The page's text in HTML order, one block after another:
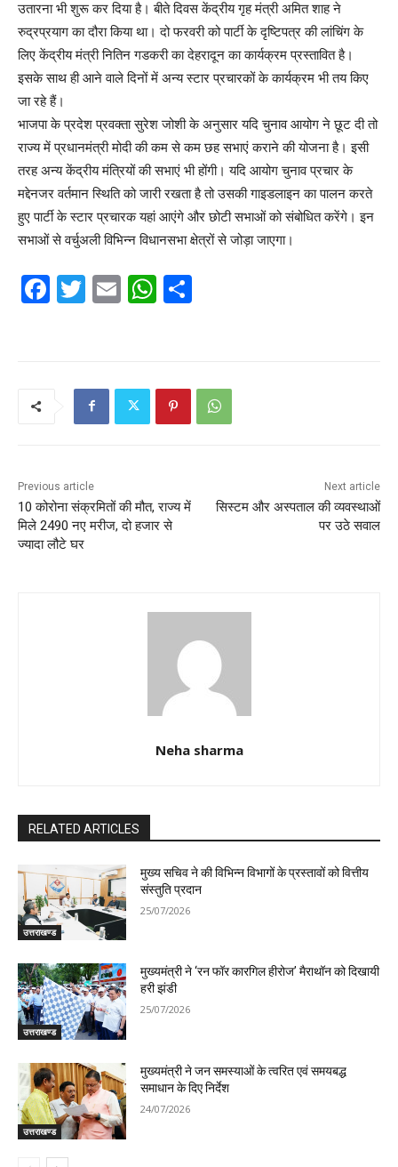
उतारना भी शुरू कर दिया है। बीते दिवस केंद्रीय गृह मंत्री अमित शाह ने
रुद्रप्रयाग का दौरा किया था। दो फरवरी को पार्टी के दृष्टिपत्र की लांचिंग के
लिए केंद्रीय मंत्री नितिन गडकरी का देहरादून का कार्यक्रम प्रस्तावित है।
इसके साथ ही आने वाले दिनों में अन्य स्टार प्रचारकों के कार्यक्रम भी तय किए
जा रहे हैं।
भाजपा के प्रदेश प्रवक्ता सुरेश जोशी के अनुसार यदि चुनाव आयोग ने छूट दी तो
राज्य में प्रधानमंत्री मोदी की कम से कम छह सभाएं कराने की योजना है। इसी
तरह अन्य केंद्रीय मंत्रियों की सभाएं भी होंगी। यदि आयोग चुनाव प्रचार के
मद्देनजर वर्तमान स्थिति को जारी रखता है तो उसकी गाइडलाइन का पालन करते
हुए पार्टी के स्टार प्रचारक यहां आएंगे और छोटी सभाओं को संबोधित करेंगे। इन
सभाओं से वर्चुअली विभिन्न विधानसभा क्षेत्रों से जोड़ा जाएगा।
F
k
T
E
W
A
p
Previous article
10 कोरोना संक्रमितों की मौत, राज्य में
मिले 2490 नए मरीज, दो हजार से
ज्यादा लौटे घर
Next article
सिस्टम और अस्पताल की व्यवस्थाओं
पर उठे सवाल
Neha sharma
RELATED ARTICLES
उत्तराखण्ड
मुख्य सचिव ने की विभिन्न विभागों के प्रस्तावों को वित्तीय
संस्तुति प्रदान
25/07/2026
उत्तराखण्ड
मुख्यमंत्री ने ‘रन फॉर कारगिल हीरोज’ मैराथॉन को दिखायी
हरी झंडी
25/07/2026
उत्तराखण्ड
मुख्यमंत्री ने जन समस्याओं के त्वरित एवं समयबद्ध
समाधान के दिए निर्देश
24/07/2026